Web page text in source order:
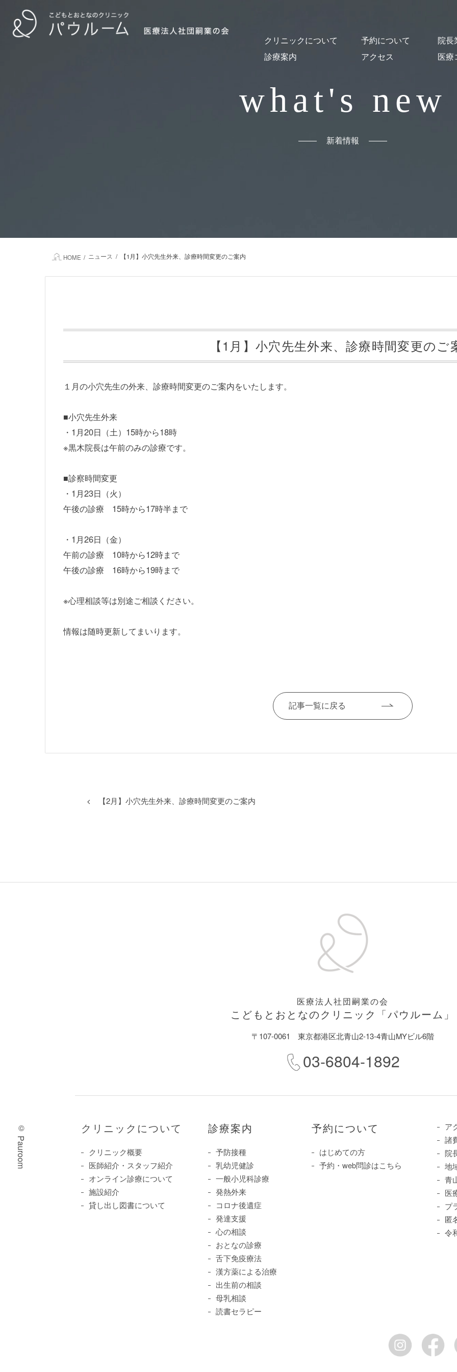
クリニックについて
クリニック概要
医師紹介・スタッフ紹介
オンライン診療について
施設紹介
貸し出し図書について
診療案内
予約について
はじめての方
予約・Web問診
アクセス
院長
医療
what's new
新着情報
HOME ニュース 【1月】小穴先生外来、診療時間変更のご案内
【1月】小穴先生外来、診療時間変更のご
１月の小穴先生の外来、診療時間変更のご案内をいたします。
■小穴先生外来
・1月20日（土）15時から18時
※黒木院長は午前のみの診療です。
■診察時間変更
・1月23日（火）
午後の診療 15時から17時半まで
・1月26日（金）
午前の診療 10時から12時まで
午後の診療 16時から19時まで
※心理相談等は別途ご相談ください。
情報は随時更新してまいります。
記事一覧に戻る
【2月】小穴先生外来、診療時間変更のご案内
医療法人社団嗣業の会
こどもとおとなのクリニック 「パウルーム」
〒107-0061 東京都港区北青山2-13-4青山MYビル6階
03-6804-1892
© Pauroom クリニックについて
クリニック概要
医師紹介・スタッフ紹介
オンライン診療について
施設紹介
貸し出し図書について
診療案内
予防接種
乳幼児健診
一般小児科診療
発熱外来
コロナ後遺症
発達支援
心の相談
おとなの診療
舌下免疫療法
漢方薬による治療
出生前の相談
母乳相談
読書セラピー
予約について
はじめての方
予約・web問診はこちら
ア
諸
院
地
青
医
プ
匿
令